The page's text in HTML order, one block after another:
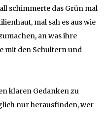
schimmerte das Grün mal
mal sah es aus wie
an was ihre
mit den Schultern und
klaren Gedanken zu
nur herausfinden, wer